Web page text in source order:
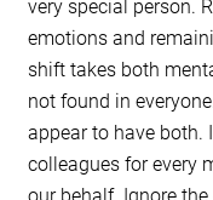
very special person.
emotions and
shift takes both
not found in
appear to have both.
colleagues for every